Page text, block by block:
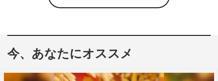
今、あなたにオススメ